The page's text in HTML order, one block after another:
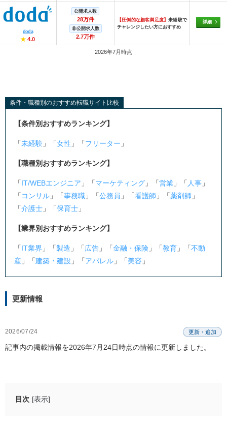
doda
★ 4.0
公開求人数
28万件
非公開求人数
2.7万件
【圧倒的な顧客満足度】未経験で
チャレンジしたい方におすすめ
詳細
2026年7月時点
条件・職種別のおすすめ転職サイト比較
【条件別おすすめランキング】
「未経験 」「女性 」「フリーター 」
【職種別おすすめランキング】
「IT/WEBエンジニア 」「マーケティング 」「営業 」「 人事 」
「 コンサル 」「事務職 」「公務員 」「看護師 」「薬剤師 」
「介護士 」「保育士 」
【業界別おすすめランキング】
「IT業界 」「製造 」「広告 」「金融・保険 」「教育 」「不動
産 」「建築・建設 」「アパレル 」「美容 」
更新情報
2026/07/24 更新・追加
記事内の掲載情報を2026年7月24日時点の情報に更新しました。
目次 [表示]